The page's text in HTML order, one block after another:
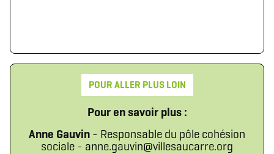
POUR ALLER PLUS LOIN
Pour en savoir plus :
Anne Gauvin - Responsable du pôle cohésion
sociale - anne.gauvin@villesaucarre.org